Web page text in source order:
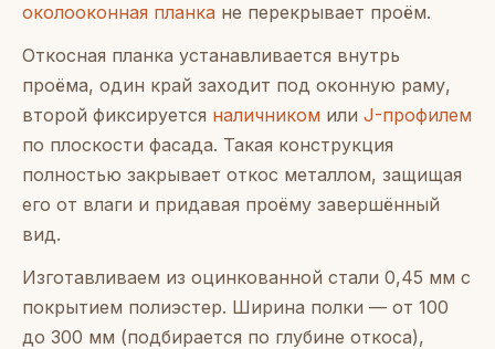
околооконная планка не перекрывает проём.
Откосная планка устанавливается внутрь
проёма, один край заходит под оконную раму,
второй фиксируется наличником или J-профилем
по плоскости фасада. Такая конструкция
полностью закрывает откос металлом, защищая
его от влаги и придавая проёму завершённый
вид.
Изготавливаем из оцинкованной стали 0,45 мм с
покрытием полиэстер. Ширина полки — от 100
до 300 мм (подбирается по глубине откоса),